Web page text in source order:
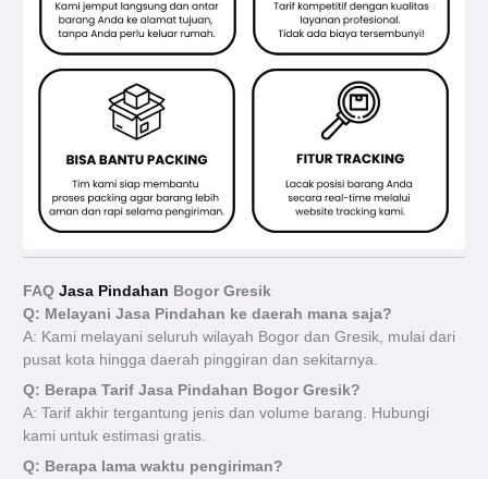
FAQJasa Pindahan Bogor Gresik
Q: Melayani Jasa Pindahan ke daerah mana saja?
A: Kami melayani seluruh wilayah Bogor dan Gresik, mulai dari
pusat kota hingga daerah pinggiran dan sekitarnya.
Q: Berapa Tarif Jasa Pindahan Bogor Gresik?
A: Tarif akhir tergantung jenis dan volume barang. Hubungi
kami untuk estimasi gratis.
Q: Berapa lama waktu pengiriman?